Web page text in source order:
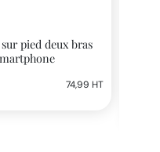
pied deux bras
74,99 HT